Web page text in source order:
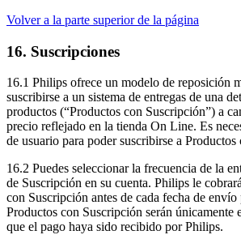
Volver a la parte superior de la página
16. Suscripciones
16.1 Philips ofrece un modelo de reposición
suscribirse a un sistema de entregas de una
productos (“Productos con Suscripción”) a
precio reflejado en la tienda On Line. Es
de usuario para poder suscribirse a
16.2 Puedes seleccionar la frecuencia de la
de Suscripción en su cuenta. Philips le
con Suscripción antes de cada fecha de
Productos con Suscripción serán únicamente
que el pago haya sido recibido por Philips.